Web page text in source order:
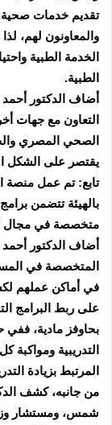
تقديم خدمات صحية
والمعاونون لهم،
الخدمة الطبية
الطبية.
أضاف الدكتور أحمد
التعاون مع جهات
الصحي المصري
يقتصر على الشكل
تابع: تم عمل منصة
بالهيئة تتضمن
متخصصة في مجال
أضاف الدكتور
المتخصصة في
في أماكن عملهم
على ربط البرامج
بحاوفز مادية،
التدريبية
المرتبط بزيادة
من جانبه، كشف
شمس، ومستشار